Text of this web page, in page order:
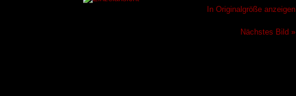
In Originalgröße anzeigen
Nächstes Bild »